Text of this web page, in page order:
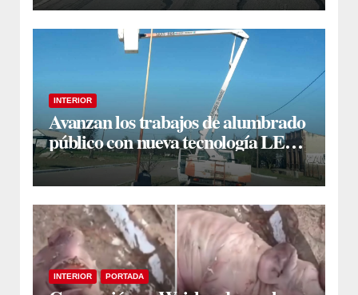
INTERIOR
Avanzan los trabajos de alumbrado
público con nueva tecnología LED
en Estación Taboada
INTERIOR PORTADA